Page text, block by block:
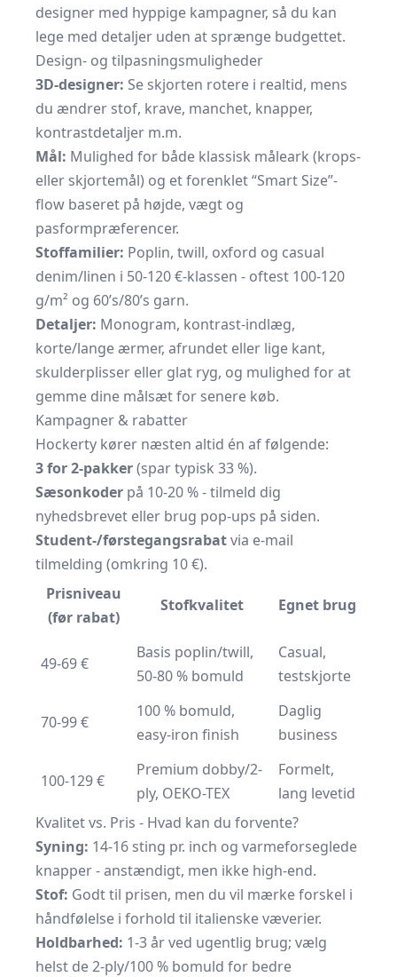
designer med hyppige kampagner, så du kan
lege med detaljer uden at sprænge budgettet.
Design- og tilpasningsmuligheder
3D-designer: Se skjorten rotere i realtid, mens
du ændrer stof, krave, manchet, knapper,
kontrastdetaljer m.m.
Mål: Mulighed for både klassisk måleark (krops-
eller skjortemål) og et forenklet “Smart Size”-
flow baseret på højde, vægt og
pasformpræferencer.
Stoffamilier: Poplin, twill, oxford og casual
denim/linen i 50-120 €-klassen - oftest 100-120
g/m² og 60’s/80’s garn.
Detaljer: Monogram, kontrast-indlæg,
korte/lange ærmer, afrundet eller lige kant,
skulderplisser eller glat ryg, og mulighed for at
gemme dine målsæt for senere køb.
Kampagner & rabatter
Hockerty kører næsten altid én af følgende:
3 for 2-pakker(spar typisk 33 %).
Sæsonkoder på 10-20 % - tilmeld dig
nyhedsbrevet eller brug pop-ups på siden.
Student-/førstegangsrabatvia e-mail
tilmelding (omkring 10 €).
Prisniveau
(før rabat)
Stofkvalitet Egnet brug
49-69 €
Basis poplin/twill,
50-80 % bomuld
Casual,
testskjorte
70-99 €
100 % bomuld,
easy-iron finish
Daglig
business
100-129 €
Premium dobby/2-
ply, OEKO-TEX
Formelt,
lang levetid
Kvalitet vs. Pris - Hvad kan du forvente?
Syning: 14-16 sting pr. inch og varmeforseglede
knapper - anstændigt, men ikke high-end.
Stof: Godt til prisen, men du vil mærke forskel i
håndfølelse i forhold til italienske væverier.
Holdbarhed: 1-3 år ved ugentlig brug; vælg
helst de 2-ply/100 % bomuld for bedre